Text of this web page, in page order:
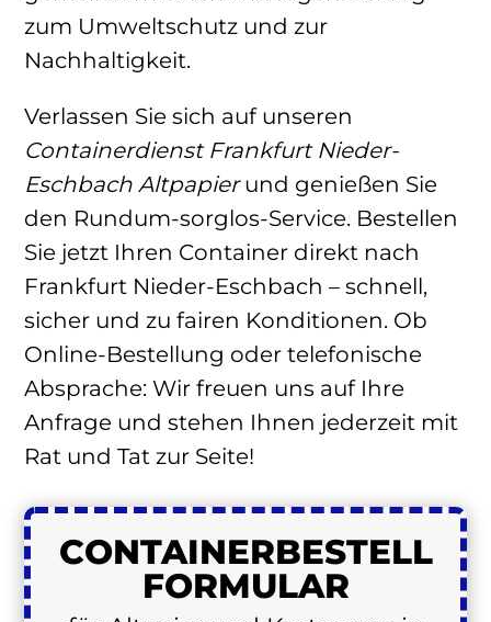
zum Umweltschutz und zur
Nachhaltigkeit.
Verlassen Sie sich auf unseren
Containerdienst Frankfurt Nieder-
Eschbach Altpapierund genießen Sie
den Rundum-sorglos-Service. Bestellen
Sie jetzt Ihren Container direkt nach
Frankfurt Nieder-Eschbach – schnell,
sicher und zu fairen Konditionen. Ob
Online-Bestellung oder telefonische
Absprache: Wir freuen uns auf Ihre
Anfrage und stehen Ihnen jederzeit mit
Rat und Tat zur Seite!
CONTAINERBESTELL
FORMULAR